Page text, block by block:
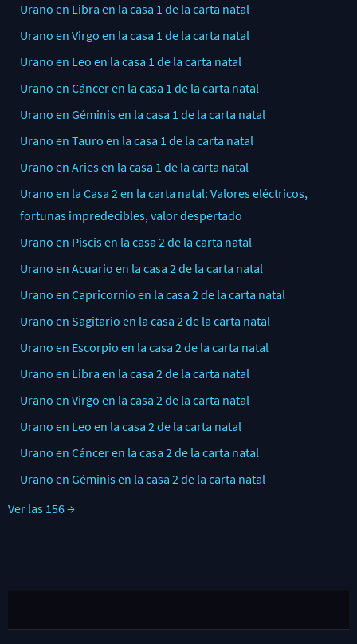
Urano en Libra en la casa 1 de la carta natal
Urano en Virgo en la casa 1 de la carta natal
Urano en Leo en la casa 1 de la carta natal
Urano en Cáncer en la casa 1 de la carta natal
Urano en Géminis en la casa 1 de la carta natal
Urano en Tauro en la casa 1 de la carta natal
Urano en Aries en la casa 1 de la carta natal
Urano en la Casa 2 en la carta natal: Valores eléctricos,
fortunas impredecibles, valor despertado
Urano en Piscis en la casa 2 de la carta natal
Urano en Acuario en la casa 2 de la carta natal
Urano en Capricornio en la casa 2 de la carta natal
Urano en Sagitario en la casa 2 de la carta natal
Urano en Escorpio en la casa 2 de la carta natal
Urano en Libra en la casa 2 de la carta natal
Urano en Virgo en la casa 2 de la carta natal
Urano en Leo en la casa 2 de la carta natal
Urano en Cáncer en la casa 2 de la carta natal
Urano en Géminis en la casa 2 de la carta natal
Ver las 156 →